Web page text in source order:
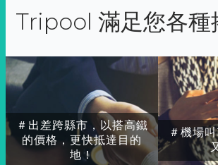
Tripool 滿足您各種
＃出差跨縣市，以搭高鐵
的價格，更快抵達目的
地！
＃機場